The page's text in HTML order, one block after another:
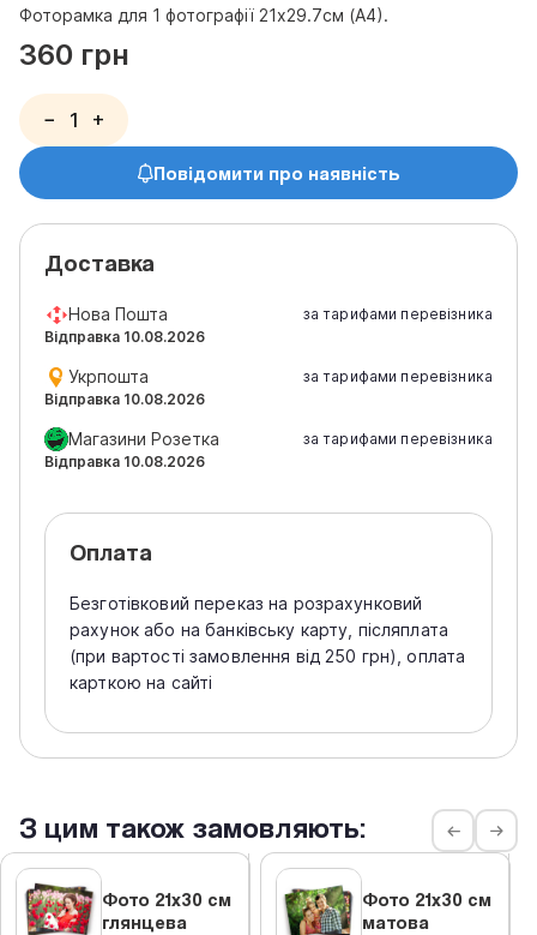
Фоторамка для 1 фотографії 21x29.7см (А4).
360 грн
− +
Повідомити про наявність
Доставка
Нова Пошта
Відправка 10.08.2026
за тарифами перевізника
Укрпошта
Відправка 10.08.2026
за тарифами перевізника
Магазини Розетка
Відправка 10.08.2026
за тарифами перевізника
Оплата
Безготівковий переказ на розрахунковий
рахунок або на банківську карту, післяплата
(при вартості замовлення від 250 грн), оплата
карткою на сайті
З цим також замовляють:
Фото 21х30 см
глянцева
Фото 21х30 см
матова